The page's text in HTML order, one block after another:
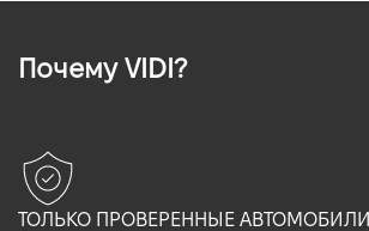
Почему VIDI?
ТОЛЬКО ПРОВЕРЕННЫЕ АВТОМОБИЛИ